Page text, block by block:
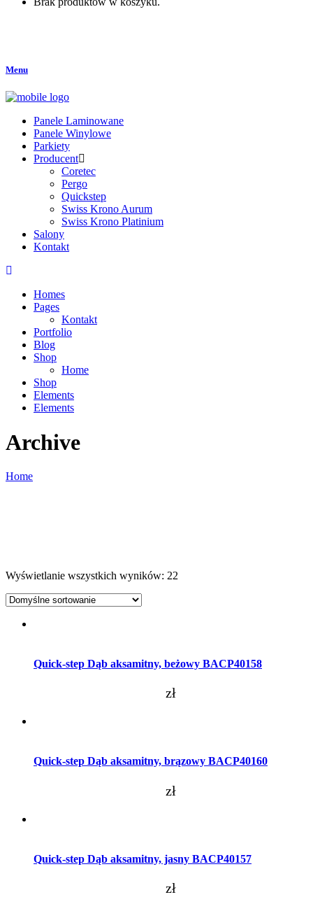
Menu
Panele Laminowane
Panele Winylowe
Parkiety
Producent
Coretec
Pergo
Quickstep
Swiss Krono Aurum
Swiss Krono Platinium
Salony
Kontakt
Homes
Pages
Kontakt
Portfolio
Blog
Shop
Home
Shop
Elements
Elements
Archive
Home
Wyświetlanie wszystkich wyników: 22
Quick-step Dąb aksamitny, beżowy BACP40158
zł
Quick-step Dąb aksamitny, brązowy BACP40160
zł
Quick-step Dąb aksamitny, jasny BACP40157
zł